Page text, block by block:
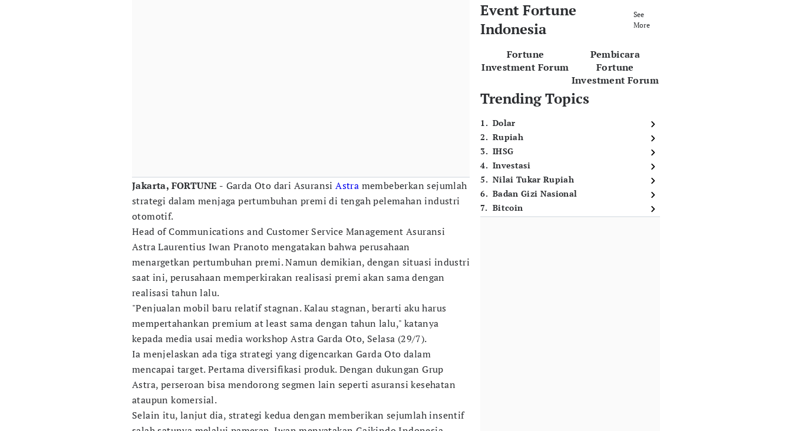
Jakarta, FORTUNE - Garda Oto dari AsuransiAstra membeberkan sejumlah
strategi dalam menjaga pertumbuhan premi di tengah pelemahan industri
otomotif.
Head of Communications and Customer Service Management Asuransi
Astra Laurentius Iwan Pranoto mengatakan bahwa perusahaan
menargetkan pertumbuhan premi. Namun demikian, dengan situasi industri
saat ini, perusahaan memperkirakan realisasi premi akan sama dengan
realisasi tahun lalu.
"Penjualan mobil baru relatif stagnan. Kalau stagnan, berarti aku harus
mempertahankan premium at least sama dengan tahun lalu," katanya
kepada media usai media workshop Astra Garda Oto, Selasa (29/7).
Ia menjelaskan ada tiga strategi yang digencarkan Garda Oto dalam
mencapai target. Pertama diversifikasi produk. Dengan dukungan Grup
Astra, perseroan bisa mendorong segmen lain seperti asuransi kesehatan
ataupun komersial.
Selain itu, lanjut dia, strategi kedua dengan memberikan sejumlah insentif
Event Fortune
Indonesia
See
More
Fortune
Investment Forum
Pembicara
Fortune
Investment Forum
Trending Topics
1. Dolar
2. Rupiah
3. IHSG
4. Investasi
5. Nilai Tukar Rupiah
6. Badan Gizi Nasional
7. Bitcoin